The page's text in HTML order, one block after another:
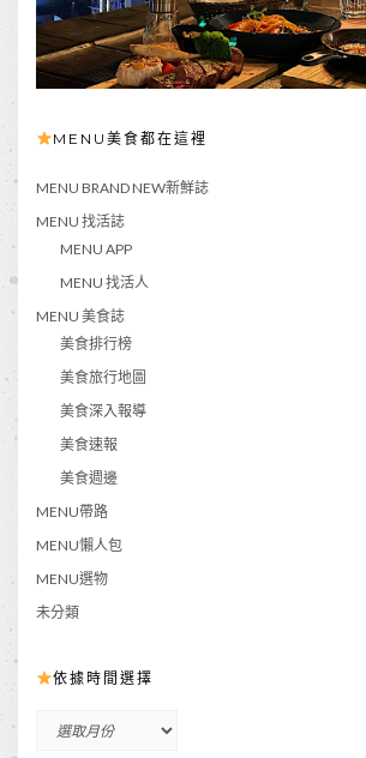
MENU美食都在這裡
MENU BRAND NEW新鮮誌
MENU 找活誌
MENU APP
MENU 找活人
MENU 美食誌
美食排行榜
美食旅行地圖
美食深入報導
美食速報
美食週邊
MENU帶路
MENU懶人包
MENU選物
未分類
依據時間選擇